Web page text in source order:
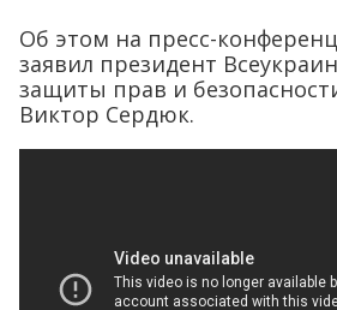
Об этом на пресс-
заявил президент
защиты прав и
Виктор Сердюк.